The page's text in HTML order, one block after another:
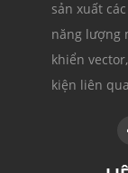
sản xuất
năng lượng
khiển
kiện liên